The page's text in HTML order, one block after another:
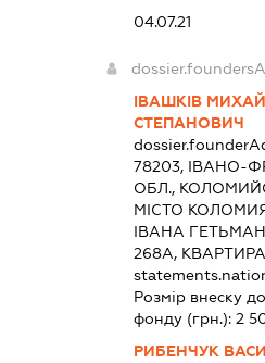
04.07.21
ІВАШКІВ
СТЕПАНОВИЧ
78203, ІВАНО-
ОБЛ.,
МІСТО
ІВАНА
268А,
Розмір внеску
фонду (грн.): 2
РИБЕНЧУК